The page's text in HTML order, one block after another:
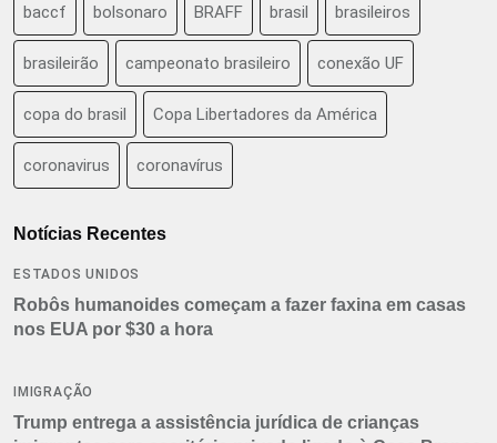
baccf bolsonaro BRAFF brasil brasileiros
brasileirão campeonato brasileiro conexão UF
copa do brasil Copa Libertadores da América
coronavirus coronavírus
Notícias Recentes
ESTADOS UNIDOS
Robôs humanoides começam a fazer faxina em casas
nos EUA por $30 a hora
IMIGRAÇÃO
Trump entrega a assistência jurídica de crianças